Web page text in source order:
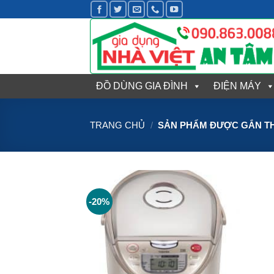
qua
ĐỒ DÙNG GIA ĐÌNH ĐIỆN MÁY
TRANG CHỦ / SẢN PHẨM ĐƯỢC GẮN
-20%